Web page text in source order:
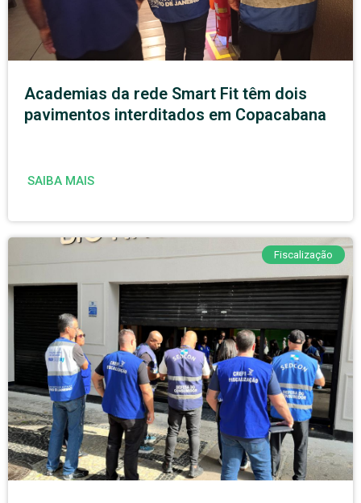
Academias da rede Smart Fit têm dois
pavimentos interditados em Copacabana
SAIBA MAIS
Fiscalização